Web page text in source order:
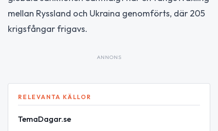
mellan Ryssland och Ukraina genomförts, där 205
krigsfångar frigavs.
ANNONS
RELEVANTA KÄLLOR
TemaDagar.se